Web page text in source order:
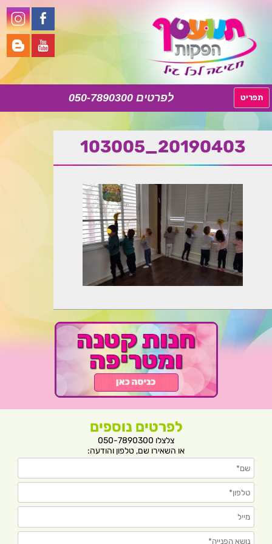
050-7890300 תפריט
לתוכן
20190403_103005
לפרטים נוספים
צלצלו 050-7890300
או השאירו שם, טלפון והודעה: